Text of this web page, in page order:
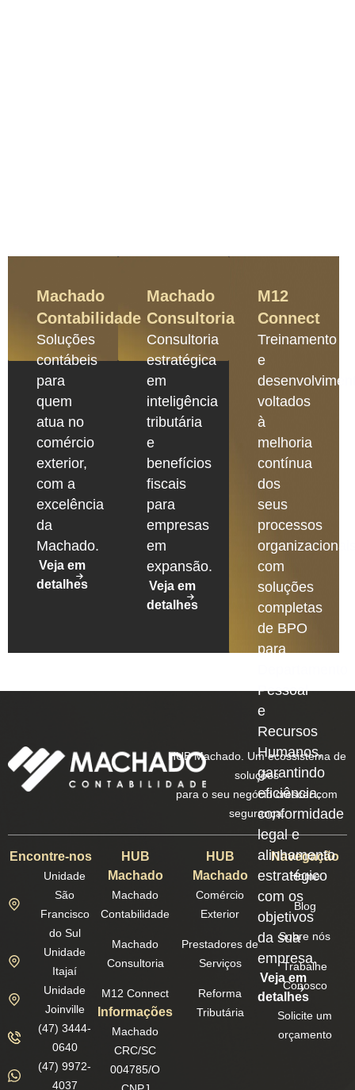
Machado
Contabilidade
Soluções
contábeis
para
quem
atua no
comércio
exterior,
com a
excelência
da
Machado.
Veja em
detalhes
Machado
Consultoria
Consultoria
estratégica
em
inteligência
tributária
e
benefícios
fiscais
para
empresas
em
expansão.
Veja em
detalhes
M12
Connect
Treinamento
e
voltados
à
melhoria
contínua
dos
seus
processos
com
soluções
completas
de BPO
para
Pessoal
e
Recursos
Humanos,
garantindo
eficiência,
conformidade
legal e
alinhamento
estratégico
com os
objetivos
da sua
empresa.
Veja em
detalhes
HUB Machado. Um ecossistema de
soluções
para o seu negócio crescer com
segurança.
Encontre-nos
Unidade
São
Francisco
do Sul
Unidade
Itajaí
Unidade
Joinville
(47) 3444-
0640
(47) 9972-
4037
HUB
Machado
Machado
Contabilidade
Machado
Consultoria
M12 Connect
Informações
Machado
CRC/SC
004785/O
HUB
Machado
Comércio
Exterior
Prestadores de
Serviços
Reforma
Tributária
Navegação
Home
Blog
Sobre nós
Trabalhe
Conosco
Solicite um
orçamento